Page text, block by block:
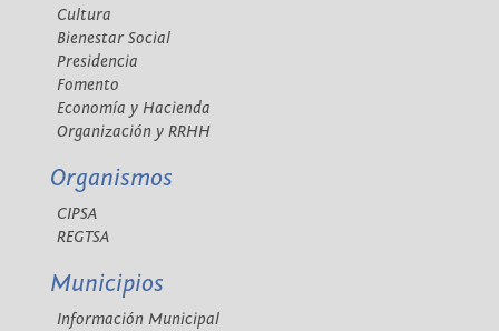
Cultura
Bienestar Social
Presidencia
Fomento
Economía y Hacienda
Organización y RRHH
Organismos
CIPSA
REGTSA
Municipios
Información Municipal